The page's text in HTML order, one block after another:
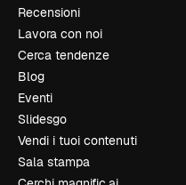
Recensioni
Lavora con noi
Cerca tendenze
Blog
Eventi
Slidesgo
Vendi i tuoi contenuti
Sala stampa